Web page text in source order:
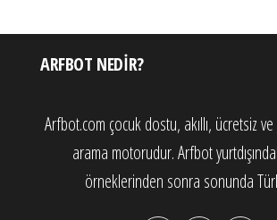
ARFBOT NEDIR?
Arfbot.com çocuk dostu, akıllı, ücretsiz
arama motorudur. Arfbot
örneklerinden sonra sonunda